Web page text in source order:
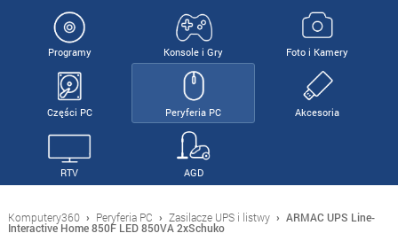
Programy Konsole i Gry Foto i Kamery
Części PC Peryferia PC Akcesoria
RTV AGD
Komputery360 › Peryferia PC › Zasilacze UPS i listwy › ARMAC UPS Line-
Interactive Home 850F LED 850VA 2xSchuko